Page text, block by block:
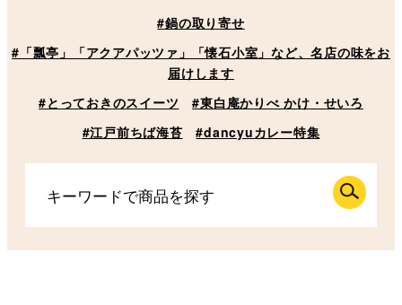
#鍋の取り寄せ
#「瓢亭」「アクアパッツァ」「懐石小室」など、名店の味をお
届けします
#とっておきのスイーツ
#東白庵かりべ かけ・せいろ
#江戸前ちば海苔
#dancyuカレー特集